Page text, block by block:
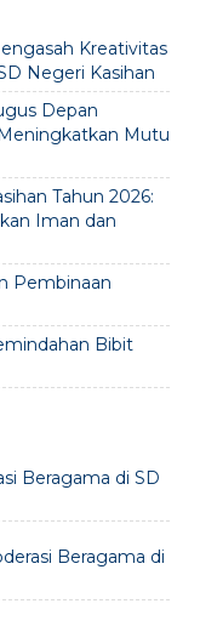
Kreativitas
Negeri Kasihan
Depan
Mutu
Tahun 2026:
Iman dan
Pembinaan
Bibit
Beragama di SD
Beragama di